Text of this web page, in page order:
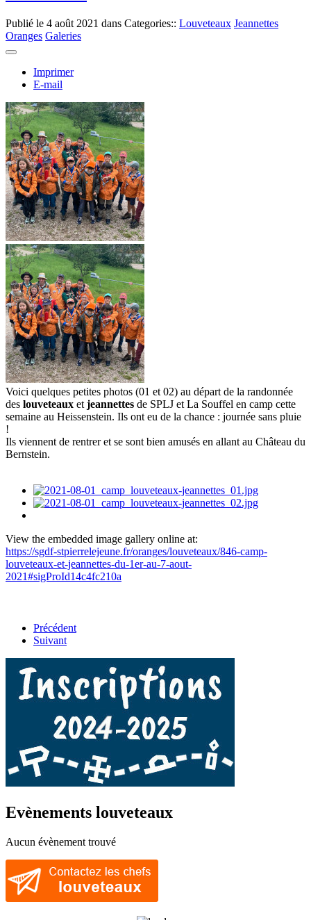
Publié le 4 août 2021 dans Categories:: Louveteaux Jeannettes
Oranges Galeries
Imprimer
E-mail
Voici quelques petites photos (01 et 02) au départ de la randonnée
des louveteaux et jeannettes de SPLJ et La Souffel en camp cette
semaine au Heissenstein. Ils ont eu de la chance : journée sans pluie
!
Ils viennent de rentrer et se sont bien amusés en allant au Château du
Bernstein.
View the embedded image gallery online at:
https://sgdf-stpierrelejeune.fr/oranges/louveteaux/846-camp-
louveteaux-et-jeannettes-du-1er-au-7-aout-
2021#sigProId14c4fc210a
Précédent
Suivant
Evènements louveteaux
Aucun évènement trouvé